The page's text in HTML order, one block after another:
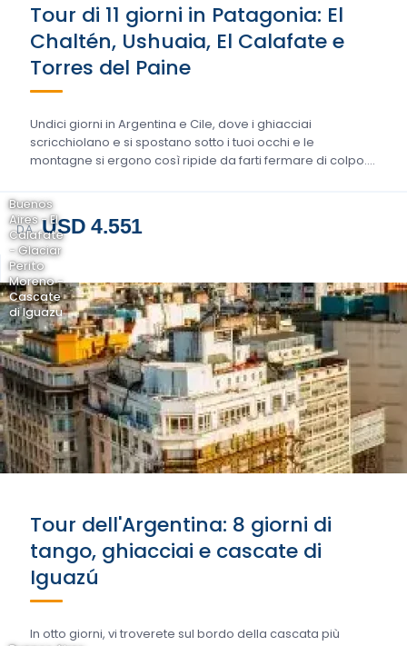
Tour di 11 giorni in Patagonia: El
Chaltén, Ushuaia, El Calafate e
Torres del Paine
Undici giorni in Argentina e Cile, dove i ghiacciai
scricchiolano e si spostano sotto i tuoi occhi e le
montagne si ergono così ripide da farti fermare di colpo….
DA USD 4.551
Buenos
Aires - El
Calafate
- Glaciar
Perito
Moreno -
Cascate
di Iguazu
Tour dell'Argentina: 8 giorni di
tango, ghiacciai e cascate di
Iguazú
In otto giorni, vi troverete sul bordo della cascata più